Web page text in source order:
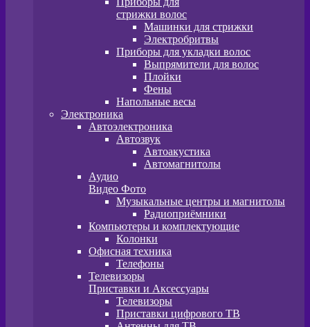
стрижки волос
Машинки для стрижки
Электробритвы
Приборы для укладки волос
Выпрямители для волос
Плойки
Фены
Напольные весы
Электроника
Автоэлектроника
Автозвук
Автоакустика
Автомагнитолы
Аудио
Видео Фото
Музыкальные центры и магнитолы
Радиоприёмники
Компьютеры и комплектующие
Колонки
Офисная техника
Телефоны
Телевизоры
Приставки и Аксессуары
Телевизоры
Приставки цифрового ТВ